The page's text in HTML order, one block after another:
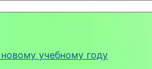
учебному году